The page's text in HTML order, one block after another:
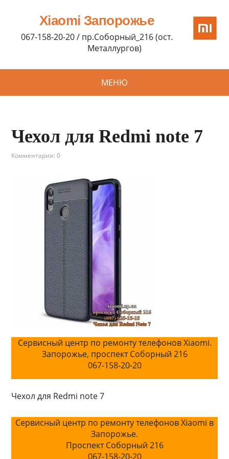
Xiaomi Запорожье
067-158-20-20 / пр.Соборный_216 (ост.
Металлургов)
МЕНЮ
Чехол для Redmi note 7
Комментарии: 0
Сервисный центр по ремонту телефонов Xiaomi.
Запорожье, проспект Соборный 216
067-158-20-20
Чехол для Redmi note 7
Сервисный центр по ремонту телефонов Xiaomi в
Запорожье.
Проспект Соборный 216
067-158-20-20